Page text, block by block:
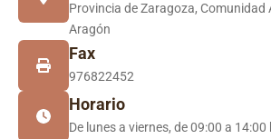
Provincia de Zaragoza, Comunidad
Aragón
Fax
976822452
Horario
De lunes a viernes, de 09:00 a 14:00